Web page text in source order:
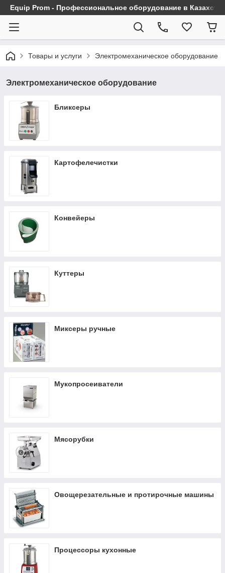
Equip Prom - Профессиональное оборудование в
Товары и услуги Электромеханическое оборудование
Электромеханическое оборудование
Бликсеры
Картофелечистки
Конвейеры
Куттеры
Миксеры ручные
Мукопросеиватели
Мясорубки
Овощерезательные и протирочные машины
Процессоры кухонные